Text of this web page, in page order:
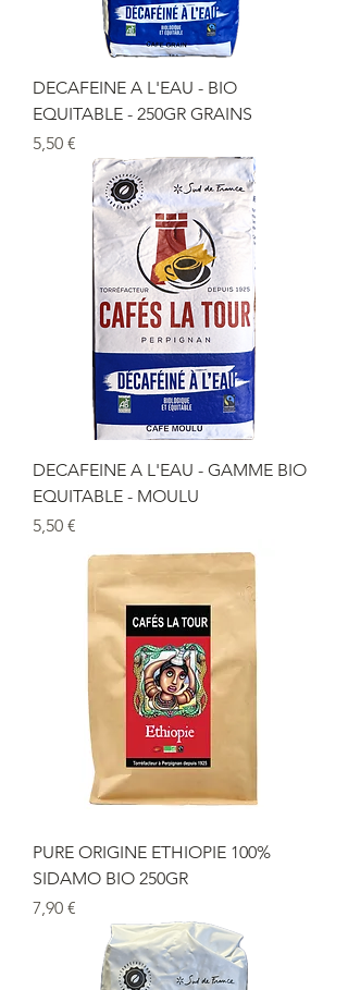
DECAFEINE A L'EAU - BIO
EQUITABLE - 250GR GRAINS
Prix
5,50 €
DECAFEINE A L'EAU - GAMME BIO
EQUITABLE - MOULU
Prix
5,50 €
PURE ORIGINE ETHIOPIE 100%
SIDAMO BIO 250GR
Prix
7,90 €